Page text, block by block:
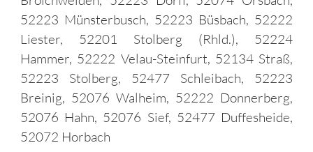
52223 Münsterbusch, 52223 Büsbach, 52222
Liester, 52201 Stolberg (Rhld.), 52224
Hammer, 52222 Velau-Steinfurt, 52134 Straß,
52223 Stolberg, 52477 Schleibach, 52223
Breinig, 52076 Walheim, 52222 Donnerberg,
52076 Hahn, 52076 Sief, 52477 Duffesheide,
52072 Horbach